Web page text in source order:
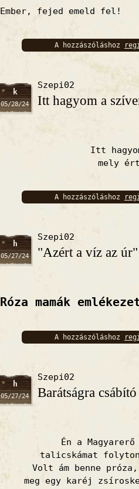
Ember, fejed emeld fel!
A hozzászóláshoz
k
05/28/24
Szepi02
Itt hagyom a
Itt
mely
A hozzászóláshoz
h
05/27/24
Szepi02
"Azért a víz az úr"
Róza mamák
A hozzászóláshoz
h
05/27/24
Szepi02
Barátságra
Én a
talicskámat
Volt ám benne
meg egy karéj